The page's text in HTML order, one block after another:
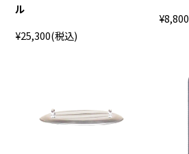
ル
¥25,300(税込)
¥8,800